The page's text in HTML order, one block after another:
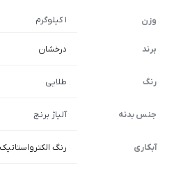
وزن 1 کیلوگرم
برند درخشان
رنگ طلایی
جنس بدنه آلیاژ برنج
آبکاری رنگ الکترواستاتیک